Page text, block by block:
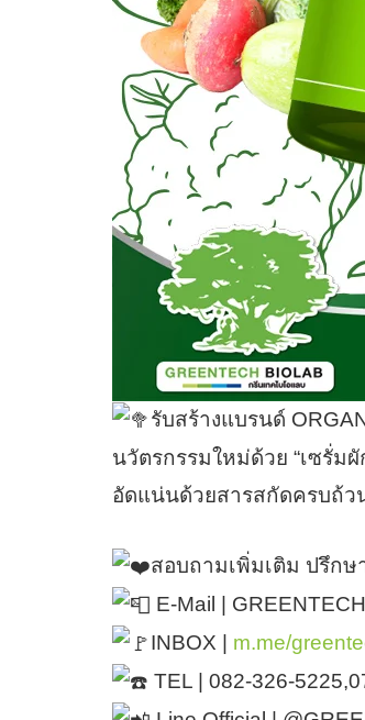
รับสร้างแบรนด์
นวัตรกรรมใหม่ด้วย “เซรั่มผั
อัดแน่นด้วยสารสกัดครบถ้ว
สอบถามเพิ่มเติม ปรึกษ
E-Mail |
INBOX | m.me/
TEL | 082-326-